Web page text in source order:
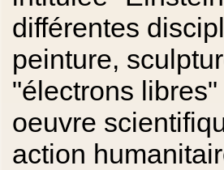
différentes
peinture,
"électrons
oeuvre
action